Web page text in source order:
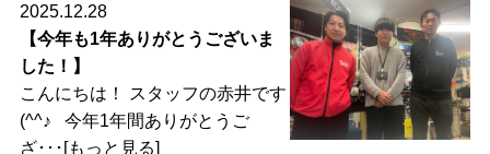
2025.12.28
【今年も1年ありがとうございま
した！】
こんにちは！ スタッフの赤井です
(^^♪ 今年1年間ありがとうご
ざ･･･[もっと見る]